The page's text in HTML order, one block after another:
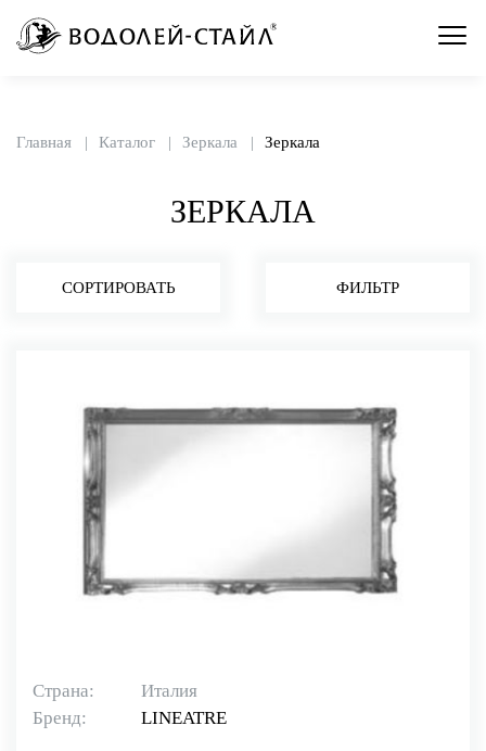
Главная Каталог Зеркала Зеркала
ЗЕРКАЛА
СОРТИРОВАТЬ ФИЛЬТР
Страна:
Италия
Бренд:
LINEATRE